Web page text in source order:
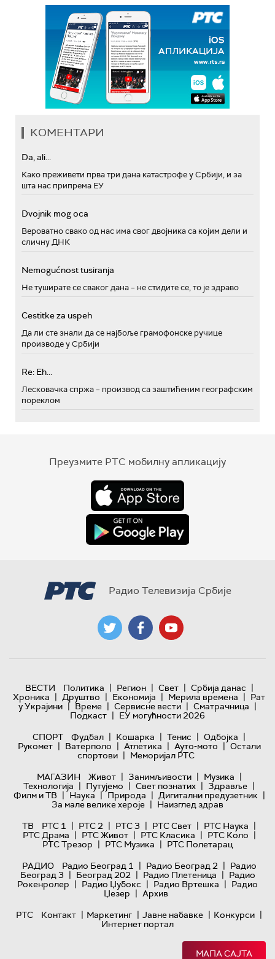
КОМЕНТАРИ
Da, ali...
Како преживети прва три дана катастрофе у Србији, и за
шта нас припрема ЕУ
Dvojnik mog oca
Вероватно свако од нас има свог двојника са којим дели и
сличну ДНК
Nemogućnost tusiranja
Не туширате се сваког дана – не стидите се, то је здраво
Cestitke za uspeh
Да ли сте знали да се најбоље грамофонске ручице
производе у Србији
Re: Eh...
Лесковачка спржа – производ са заштићеним географским
пореклом
Преузмите РТС мобилну апликацију
Радио Телевизија Србије
ВЕСТИ Политика | Регион | Свет | Србија данас |
Хроника | Друштво | Економија | Мерила времена | Рат
у Украјини | Време | Сервисне вести | Сматрачница |
Подкаст | ЕУ могућности 2026
СПОРТ
Фудбал | Кошарка | Тенис | Одбојка |
Рукомет | Ватерполо | Атлетика | Ауто-мото | Остали
спортови | Меморијал РТС
МАГАЗИН
Живот | Занимљивости | Музика |
Технологијa | Путујемо | Свет познатих | Здравље |
Филм и ТВ | Наука | Природа | Дигитални предузетник |
За мале велике хероје | Наизглед здрав
ТВ
РТС 1 | РТС 2 | РТС 3 | РТС Свет | РТС Наука |
РТС Драма | РТС Живот | РТС Класика | РТС Коло |
РТС Трезор | РТС Музика | РТС Полетарац
РАДИО
Радио Београд 1 | Радио Београд 2 | Радио
Београд 3 | Београд 202 | Радио Плетеница | Радио
Рокенролер | Радио Џубокс | Радио Вртешка | Радио
Џезер | Архив
РТС
Контакт | Маркетинг | Јавне набавке | Конкурси |
Интернет портал
МАПА САЈТА